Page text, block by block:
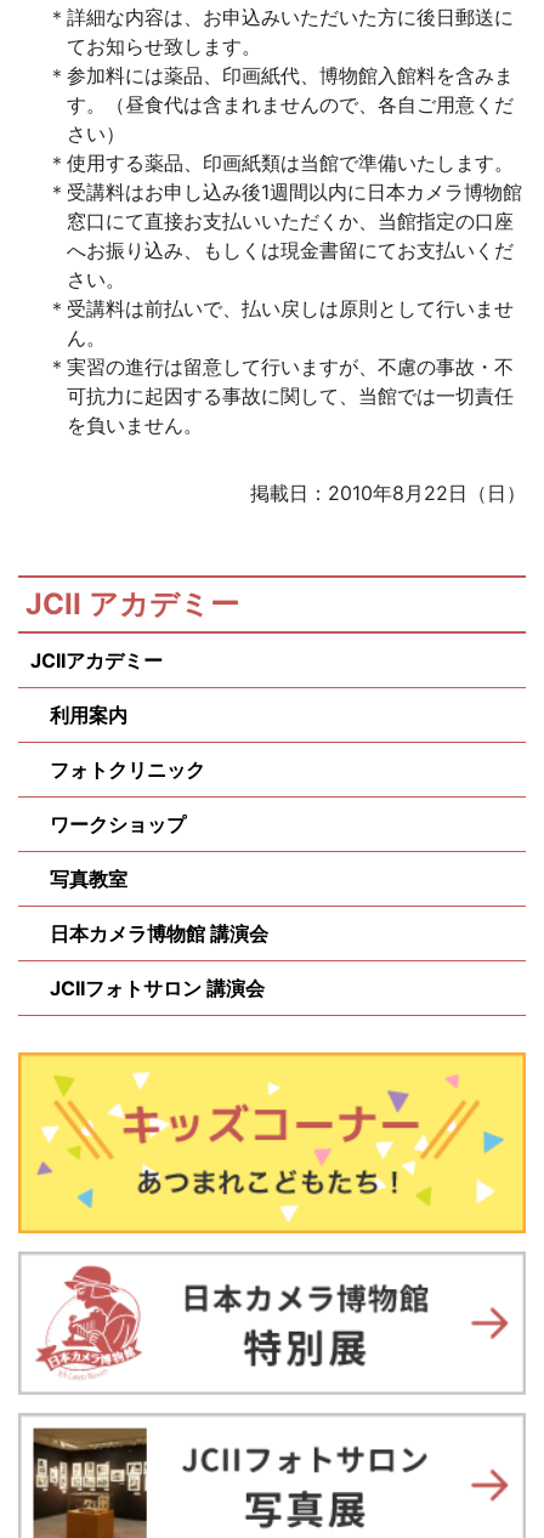
詳細な内容は、お申込みいただいた方に後日郵送に
てお知らせ致します。
参加料には薬品、印画紙代、博物館入館料を含みま
す。（昼食代は含まれませんので、各自ご用意くだ
さい）
使用する薬品、印画紙類は当館で準備いたします。
受講料はお申し込み後1週間以内に日本カメラ博物館
窓口にて直接お支払いいただくか、当館指定の口座
へお振り込み、もしくは現金書留にてお支払いくだ
さい。
受講料は前払いで、払い戻しは原則として行いませ
ん。
実習の進行は留意して行いますが、不慮の事故・不
可抗力に起因する事故に関して、当館では一切責任
を負いません。
掲載日：2010年8月22日（日）
JCII アカデミー
JCIIアカデミー
利用案内
フォトクリニック
ワークショップ
写真教室
日本カメラ博物館 講演会
JCIIフォトサロン 講演会